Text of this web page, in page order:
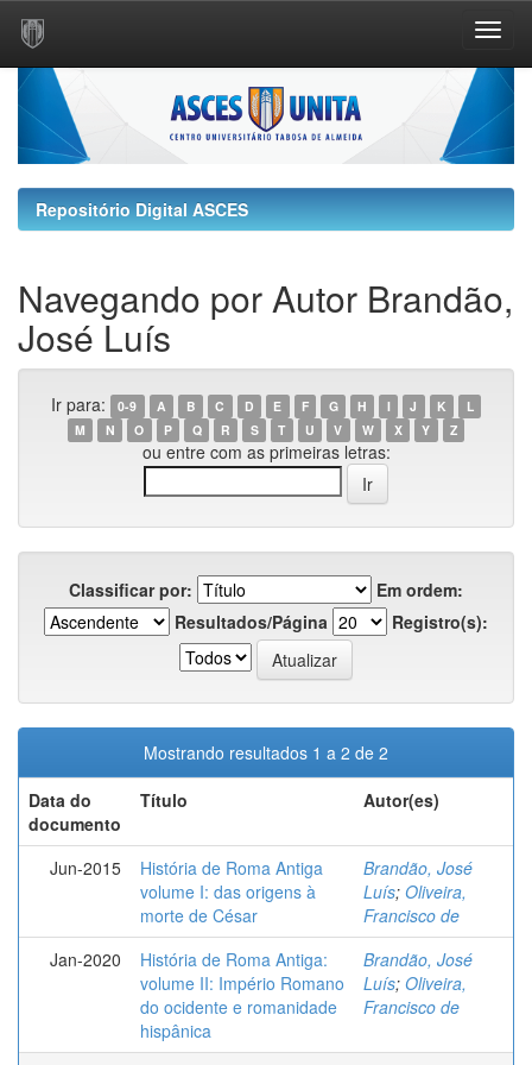
Skip
navigation
Repositório Digital ASCES
Navegando por Autor Brandão,
José Luís
Ir para: 0-9 A B C D E F G H I J K
L
M
N O P Q R S T U V W X Y Z
ou entre com as primeiras letras:
Classificar por:
Em ordem:
Resultados/Página
Registro(s):
Mostrando resultados 1 a 2 de 2
Data do
documento
Título Autor(es)
Jun-2015
História de Roma Antiga
volume I: das origens à
morte de César
Brandão, José
Luís; Oliveira,
Francisco de
Jan-2020
História de Roma Antiga:
volume II: Império Romano
do ocidente e romanidade
hispânica
Brandão, José
Luís; Oliveira,
Francisco de